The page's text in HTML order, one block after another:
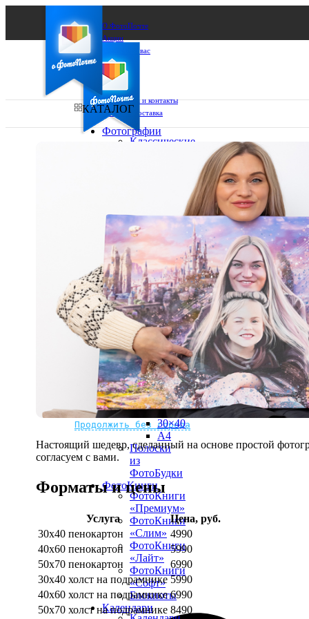
О ФотоПочте
Акции
Сделаем за вас
Бизнесу
FAQ
Франшиза
Поддержка и контакты
Оплата и доставка
Не нашли Ваш город?
Мы доставляем по всему миру
Продолжить без города
КАТАЛОГ
Фотографии
Классические
15х20
20х20
20х30
30х40
А4
Фото
в
рамке
10х10
10×15
13×18
15×15
15×20
20×20
20×30
30×30
30×40
A4
Полоски
из
ФотоБудки
ФотоКниги
ФотоКниги
«Премиум»
ФотоКниги
«Слим»
ФотоКниги
«Лайт»
ФотоКниги
«Софт»
Блокноты
Календари
Настоящий шедевр, сделанный на основе простой
согласуем с вами.
Форматы и цены
Услуга
Цена, руб.
30х40 пенокартон
4990
40х60 пенокартон
5990
50х70 пенокартон
6990
30х40 холст на подрамнике 5990
40х60 холст на подрамнике 6990
50х70 холст на подрамнике 8490